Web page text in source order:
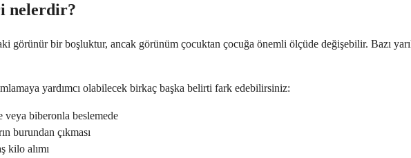
nelerdir?
görünür bir boşluktur, ancak görünüm çocuktan çocuğa önemli ölçüde değişebilir. Bazı
yardımcı olabilecek birkaç başka belirti fark edebilirsiniz:
biberonla beslemede
burundan çıkması
kilo alımı